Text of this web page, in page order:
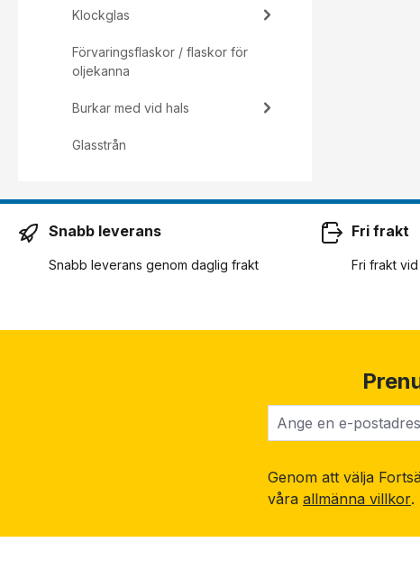
Klockglas
Förvaringsflaskor / flaskor för
oljekanna
Burkar med vid hals
Glasstrån
Snabb leverans
Snabb leverans genom daglig frakt
Fri frakt
Fri frakt
Genom att välja
våra allmänna villkor.